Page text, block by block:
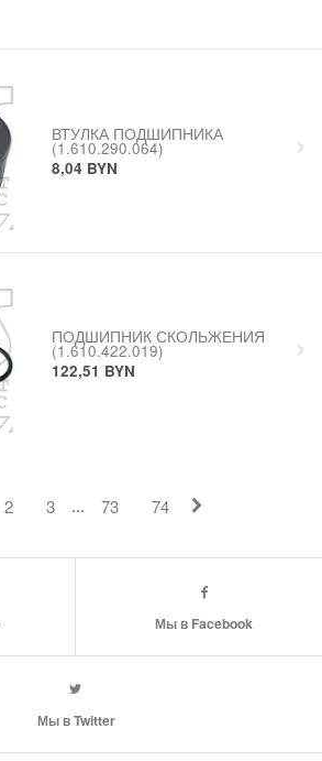
ВТУЛКА ПОДШИПНИКА
(1.610.290.064)
8,04 BYN
ПОДШИПНИК СКОЛЬЖЕНИЯ
(1.610.422.019)
122,51 BYN
2 3 ... 73 74
Мы в Facebook
Мы в Twitter